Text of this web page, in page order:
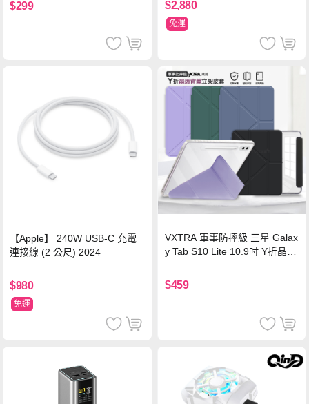
$299 $2,880
免運
【Apple】 240W USB-C 充電
連接線 (2 公尺) 2024
$980
免運
VXTRA 軍事防摔級 三星 Galax
y Tab S10 Lite 10.9吋 Y折晶透
$459